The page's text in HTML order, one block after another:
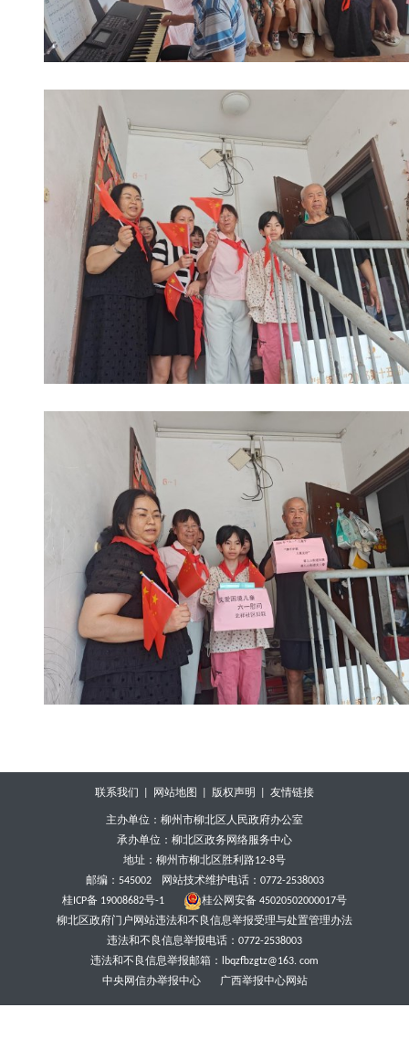
联系我们 网站地图 版权声明 友情链接
主办单位：柳州市柳北区人民政府办公室
承办单位：柳北区政务网络服务中心
地址：柳州市柳北区胜利路12-8号
邮编：545002
网站技术维护电话：0772-2538003
桂ICP备 19008682号-1
桂公网安备 45020502000017号
柳北区政府门户网站违法和不良信息举报受理与处置管理办法
违法和不良信息举报电话：0772-2538003
违法和不良信息举报邮箱：lbqzfbzgtz@163. com
中央网信办举报中心
广西举报中心网站